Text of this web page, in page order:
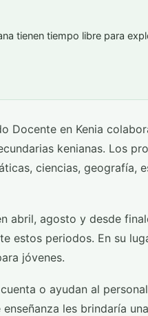
tienen tiempo libre para
Docente en Kenia
kenianas. Los
ciencias, geografía,
abril, agosto y desde
estos periodos. En su
jóvenes.
o ayudan al
les brindaría